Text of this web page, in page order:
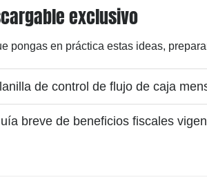
exclusivo
pongas en práctica estas ideas,
de control de flujo de caja
breve de beneficios fiscales